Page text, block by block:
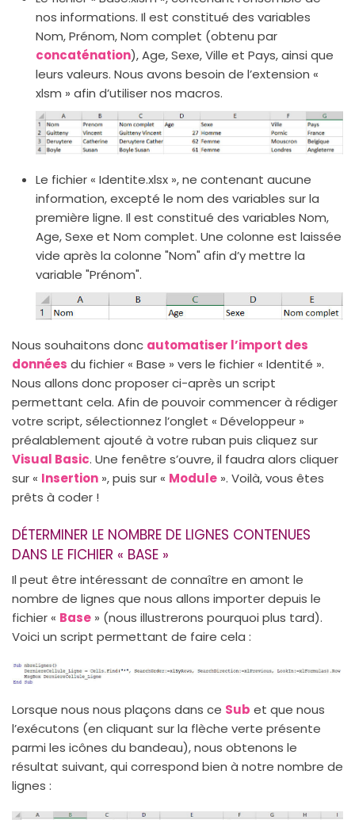
nos informations. Il est constitué des variables
Nom, Prénom, Nom complet (obtenu par
concaténation), Age, Sexe, Ville et Pays, ainsi que
leurs valeurs. Nous avons besoin de l’extension «
xlsm » afin d’utiliser nos macros.
Le fichier « Identite.xlsx », ne contenant aucune
information, excepté le nom des variables sur la
première ligne. Il est constitué des variables Nom,
Age, Sexe et Nom complet. Une colonne est laissée
vide après la colonne "Nom" afin d’y mettre la
variable "Prénom".
Nous souhaitons donc automatiser l’import des
données du fichier « Base » vers le fichier « Identité ».
Nous allons donc proposer ci-après un script
permettant cela. Afin de pouvoir commencer à rédiger
votre script, sélectionnez l’onglet « Développeur »
préalablement ajouté à votre ruban puis cliquez sur
Visual Basic. Une fenêtre s’ouvre, il faudra alors cliquer
sur « Insertion », puis sur « Module ». Voilà, vous êtes
prêts à coder !
DÉTERMINER LE NOMBRE DE LIGNES CONTENUES
DANS LE FICHIER « BASE »
Il peut être intéressant de connaître en amont le
nombre de lignes que nous allons importer depuis le
fichier « Base » (nous illustrerons pourquoi plus tard).
Voici un script permettant de faire cela :
Lorsque nous nous plaçons dans ce Sub et que nous
l’exécutons (en cliquant sur la flèche verte présente
parmi les icônes du bandeau), nous obtenons le
résultat suivant, qui correspond bien à notre nombre de
lignes :